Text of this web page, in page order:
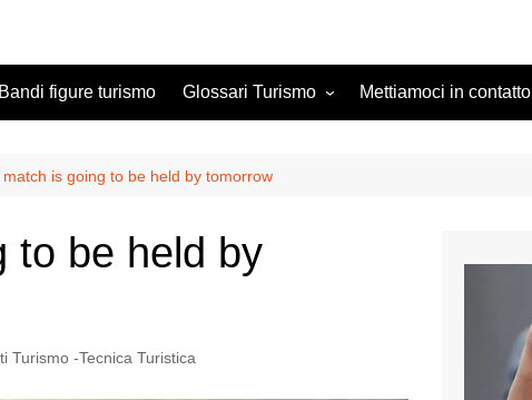
figure turismo Glossari Turismo
Glossario Turistico Inglese –
– Italiano
Mettiamoci in contatto
match is going to be held by tomorrow
to be held by
Turismo -Tecnica Turistica